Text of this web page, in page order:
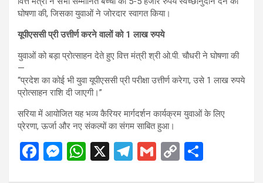
घोषणा की, जिसका युवाओं ने जोरदार स्वागत किया।
यूपीएससी प्री उत्तीर्ण करने वालों को 1 लाख रुपये
युवाओं को बड़ा प्रोत्साहन देते हुए वित्त मंत्री श्री ओ.पी. चौधरी ने घोषणा की
—
“प्रदेश का कोई भी युवा यूपीएससी प्री परीक्षा उत्तीर्ण करेगा, उसे 1 लाख रुपये
प्रोत्साहन राशि दी जाएगी।”
सरिया में आयोजित यह भव्य कैरियर मार्गदर्शन कार्यक्रम युवाओं के लिए
प्रेरणा, ऊर्जा और नए संकल्पों का संगम साबित हुआ।
F
M W X
T
G
C